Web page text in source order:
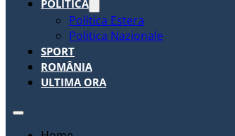
POLITICA
Politica Estera
Politica Nazionale
SPORT
ROMÂNIA
ULTIMA ORA